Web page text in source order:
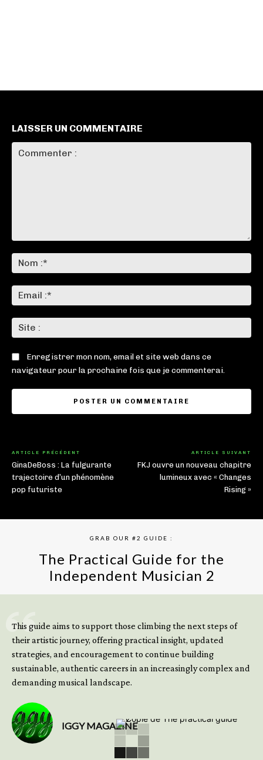
LAISSER UN COMMENTAIRE
:*
:*
:
Enregistrer mon nom, email et site web dans ce
navigateur pour la prochaine fois que je commenterai.
ARTICLE PRÉCÉDENT
GinaDeBoss : La fulgurante
trajectoire d’un phénomène
pop futuriste
ARTICLE SUIVANT
FKJ ouvre un nouveau chapitre
lumineux avec « Changes
Rising »
GRAB OUR #2 GUIDE :
The Practical Guide for the
Independent Musician 2
This guide aims to support those climbing the next steps of
their artistic journey, offering practical insight, updated
strategies, and encouragement to continue building
sustainable, authentic careers in an increasingly complex and
demanding musical landscape.
IGGY MAGAZINE